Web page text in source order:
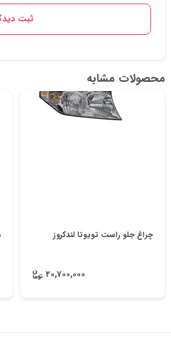
ثبت
محصولات مشابه
چراغ جلو راست تویوتا لندکروز
۲۰,۷۰۰,۰۰۰